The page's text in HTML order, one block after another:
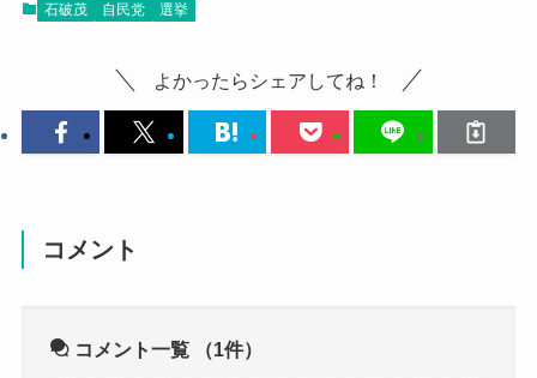
石破茂 自民党 選挙
よかったらシェアしてね！
コメント
コメント一覧 （1件）